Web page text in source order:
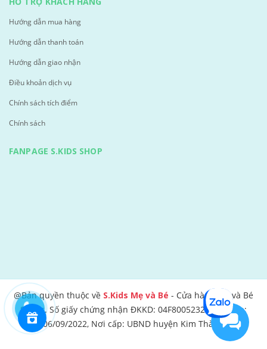
Hướng dẫn mua hàng
Hướng dẫn thanh toán
Hướng dẫn giao nhận
Điều khoản dịch vụ
Chính sách tích điểm
Chính sách
FANPAGE S.KIDS SHOP
@Bản quyền thuộc về S.Kids Mẹ và Bé - Cửa hàng Mẹ và Bé
S.Kids. Số giấy chứng nhận ĐKKD: 04F8005232 Ngày cấp:
06/09/2022, Nơi cấp: UBND huyện Kim Thành